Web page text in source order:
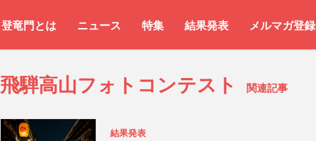
登竜門とは ニュース 特集 結果発表 メルマガ登録
飛騨高山フォトコンテスト 関連記事
結果発表